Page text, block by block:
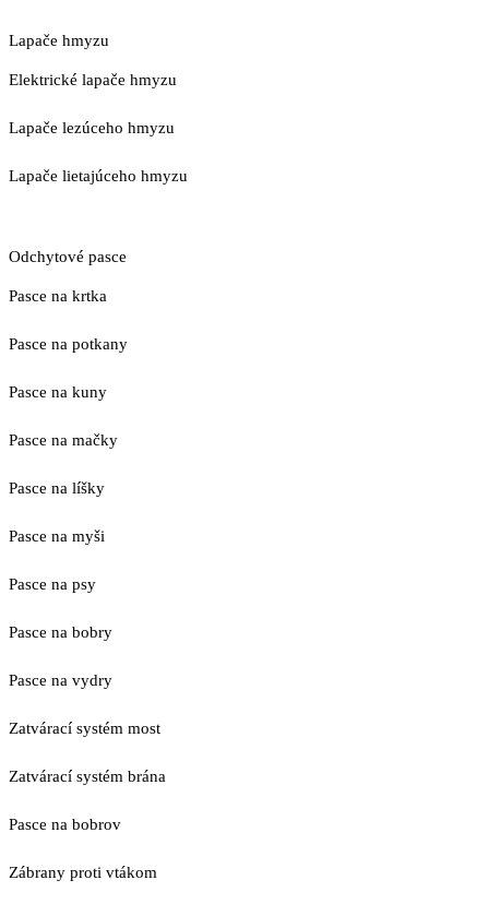
Lapače hmyzu
Elektrické lapače hmyzu
Lapače lezúceho hmyzu
Lapače lietajúceho hmyzu
Odchytové pasce
Pasce na krtka
Pasce na potkany
Pasce na kuny
Pasce na mačky
Pasce na líšky
Pasce na myši
Pasce na psy
Pasce na bobry
Pasce na vydry
Zatvárací systém most
Zatvárací systém brána
Pasce na bobrov
Zábrany proti vtákom